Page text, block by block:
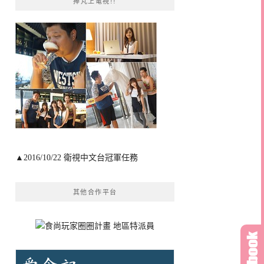
▲2016/10/22 衛視中文台冠軍任務
其他合作平台